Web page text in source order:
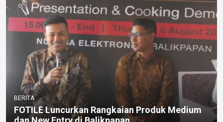
BERITA
FOTILE Luncurkan Rangkaian Produk Medium